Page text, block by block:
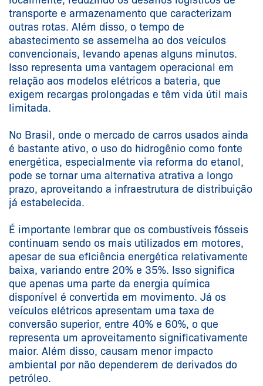
transporte e armazenamento que caracterizam
outras rotas. Além disso, o tempo de
abastecimento se assemelha ao dos veículos
convencionais, levando apenas alguns minutos.
Isso representa uma vantagem operacional em
relação aos modelos elétricos a bateria, que
exigem recargas prolongadas e têm vida útil mais
limitada.
No Brasil, onde o mercado de carros usados ainda
é bastante ativo, o uso do hidrogênio como fonte
energética, especialmente via reforma do etanol,
pode se tornar uma alternativa atrativa a longo
prazo, aproveitando a infraestrutura de distribuição
já estabelecida.
É importante lembrar que os combustíveis fósseis
continuam sendo os mais utilizados em motores,
apesar de sua eficiência energética relativamente
baixa, variando entre 20% e 35%. Isso significa
que apenas uma parte da energia química
disponível é convertida em movimento. Já os
veículos elétricos apresentam uma taxa de
conversão superior, entre 40% e 60%, o que
representa um aproveitamento significativamente
maior. Além disso, causam menor impacto
ambiental por não dependerem de derivados do
petróleo.